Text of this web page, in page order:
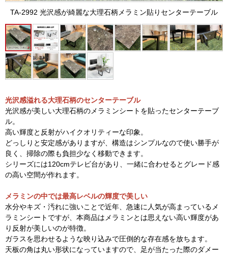
TA-2992 光沢感が綺麗な大理石柄メラミン貼りセンターテーブル
光沢感溢れる大理石柄のセンターテーブル
光沢感が美しい大理石柄のメラミンシートを貼ったセンターテーブ
ル。
高い輝度と反射がハイクオリティーな印象。
どっしりと安定感がありますが、構造はシンプルなので使い勝手が
良く、掃除の際も負担少なく移動できます。
シリーズには120cmテレビ台があり、一緒に合わせるとグレード感
の高い空間が作れます。
メラミンの中では最高レベルの輝度で美しい
水分やキズ・汚れに強いことで近年、急速に人気が高まっているメ
ラミンシートですが、本商品はメラミンとは思えない高い輝度があ
り反射が美しいのが特徴。
ガラスを思わせるような映り込みで圧倒的な存在感を放ちます。
天板の角は丸い形状になっていますので、足が当たった際のダメー